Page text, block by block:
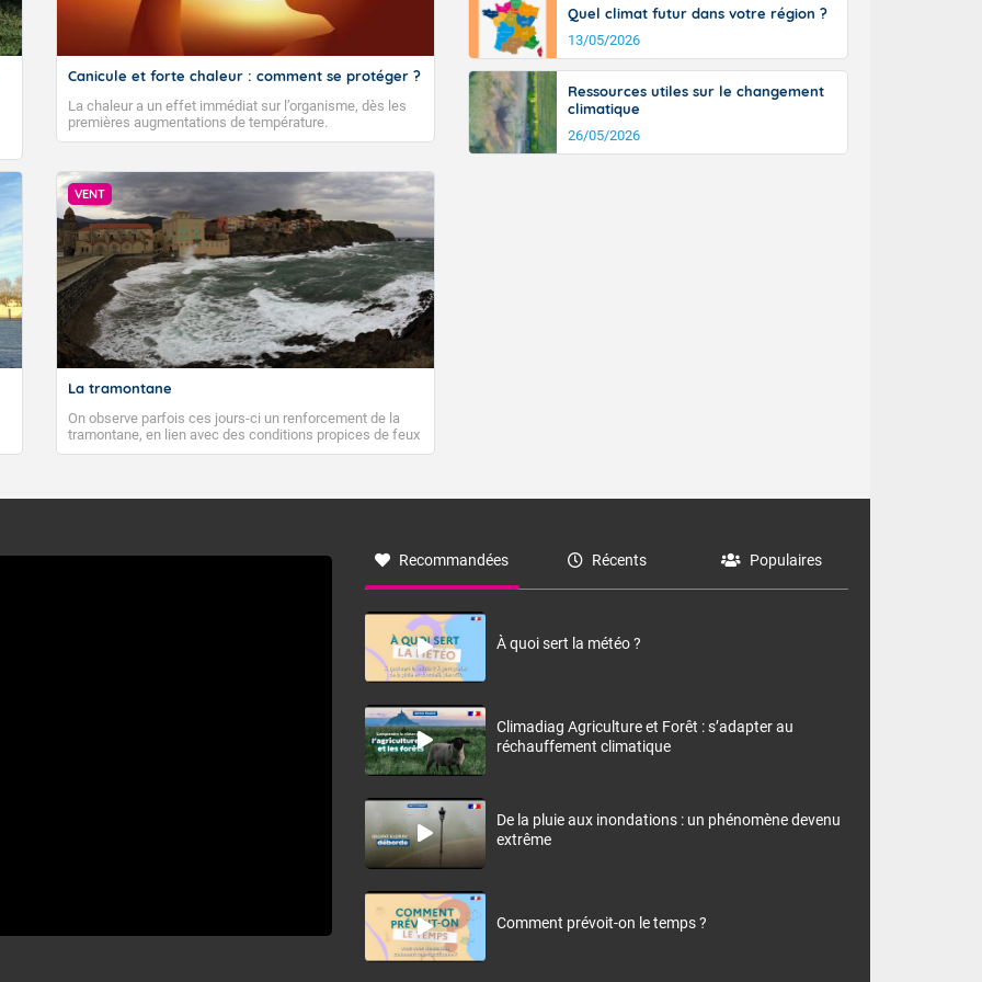
Canicule et forte chaleur : comment se protéger ?
La chaleur a un effet immédiat sur l’organisme, dès les
premières augmentations de température.
VENT
La tramontane
On observe parfois ces jours-ci un renforcement de la
tramontane, en lien avec des conditions propices de feux
de forêt. Mais qu'est-ce que la tramontane ? Quelles sont
à nord-ouest, dans un secteur qui part du Roussillon à la
monts, en allusion aux régions montagneuses d’où
Quel climat futur dans votre région ?
13/05/2026
Ressources utiles sur le changement
climatique
26/05/2026
Recommandées Récents Populaires
À quoi sert la météo ?
Climadiag Agriculture et Forêt : s’adapter au
réchauffement climatique
De la pluie aux inondations : un phénomène devenu
extrême
Comment prévoit-on le temps ?